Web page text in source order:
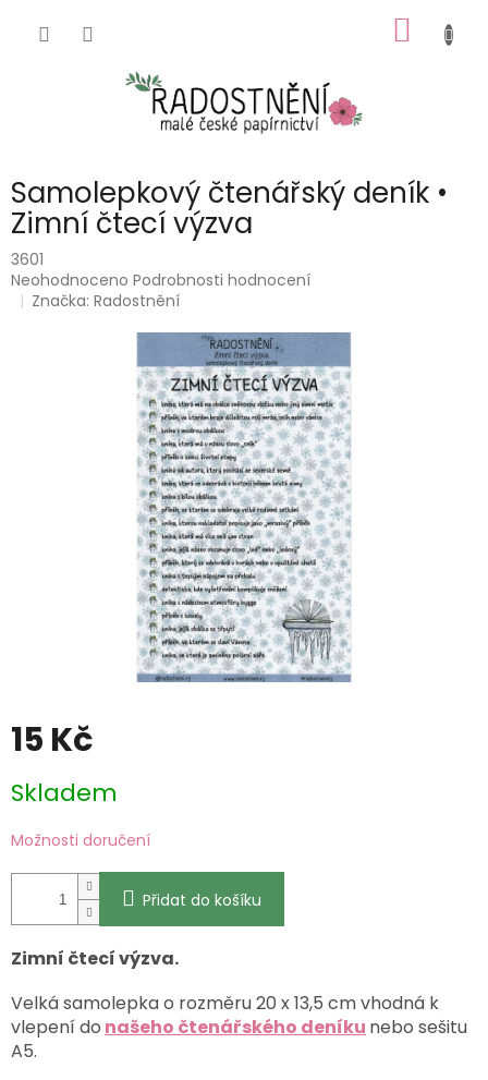
KOŠÍK
Samolepkový čtenářský deník •
Zimní čtecí výzva
3601
Průměrné
hodnocení
Neohodnoceno Podrobnosti hodnocení
Značka:Radostnění
15 Kč
cena:
Skladem
Možnosti doručení
Přidat do košíku
Zimní čtecí výzva.
Velká samolepka o rozměru 20 x 13,5 cm vhodná k
vlepení do našeho čtenářského deníku nebo sešitu
A5.